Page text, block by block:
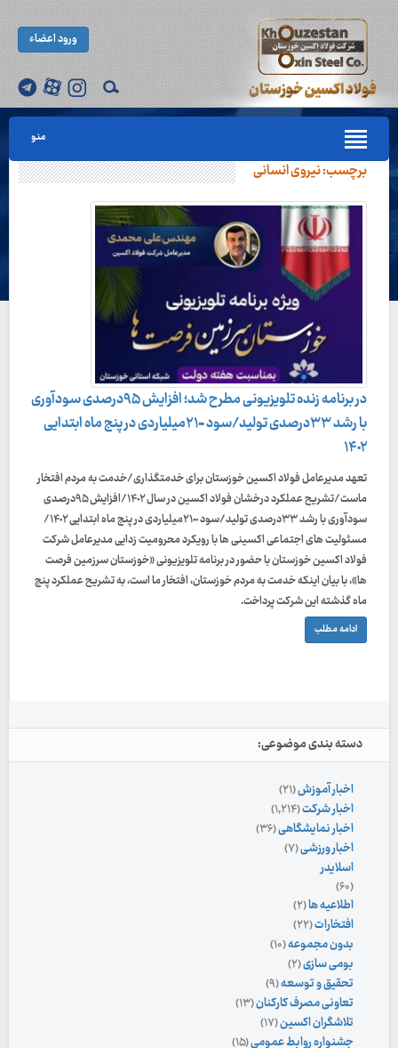
ورود اعضاء
منو
برچسب:نیروی انسانی
در برنامه زنده تلویزیونی مطرح شد؛ افزایش ۹۵درصدی سودآوری
با رشد ۳۳درصدی تولید/سود ۲۱٠٠میلیاردی در پنج ماه ابتدایی
۱۴٠۲
تعهد مدیرعامل فولاد اکسین خوزستان برای خدمتگذاری/خدمت به مردم افتخار
ماست/تشریح عملکرد درخشان فولاد اکسین در سال ۱۴٠۲/افزایش ۹۵درصدی
سودآوری با رشد ۳۳درصدی تولید/سود ۲۱٠٠میلیاردی در پنج ماه ابتدایی ۱۴٠۲/
مسئولیت های اجتماعی اکسینی ها با رویکرد محرومیت زدایی مدیرعامل شرکت
فولاد اکسین خوزستان با حضور در برنامه تلویزیونی «خوزستان سرزمین فرصت
ها»، با بیان اینکه خدمت به مردم خوزستان، افتخار ما است، به تشریح عملکرد پنج
ماه گذشته این شرکت پرداخت.
ادامه مطلب
دسته بندی موضوعی:
اخبار آموزش(۲۱)
اخبار شرکت(۱,۲۱۴)
اخبار نمایشگاهی(۳۶)
اخبار ورزشی(۷)
اسلایدر
(۶۰)
اطلاعیه ها(۲)
افتخارات(۲۲)
بدون مجموعه(۱۰)
بومی سازی(۲)
تحقیق و توسعه(۹)
تعاونی مصرف کارکنان(۱۳)
تلاشگران اکسین(۱۷)
جشنواره روابط عمومی(۱۵)